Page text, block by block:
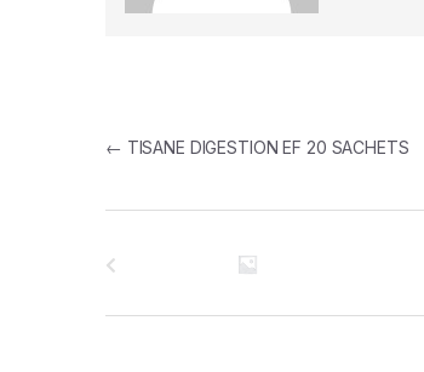
Navigation de l’article
← TISANE DIGESTION EF 20 SACHETS